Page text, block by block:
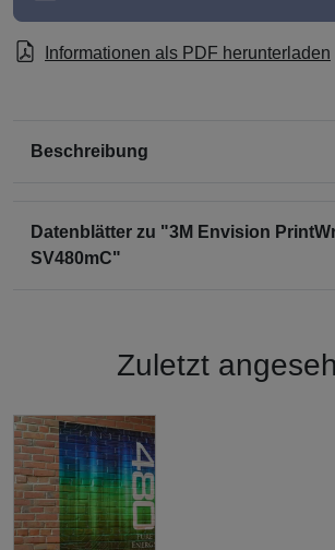
Informationen als PDF herunterladen
Beschreibung
Datenblätter zu "3M Envision
SV480mC"
Zuletzt